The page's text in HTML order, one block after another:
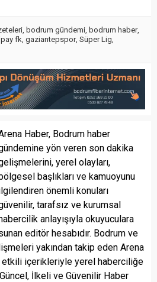
bodrum gündemi bodrum haber,
fk gaziantepspor, Süper Lig
Haber, Bodrum haber
yön veren son dakika
yerel olayları,
başlıkları ve kamuoyunu
önemli konuları
tarafsız ve kurumsal
anlayışıyla okuyuculara
editör hesabıdır. Bodrum ve
yakından takip eden Arena
etkili içerikleriyle yerel haberciliğe
İlkeli ve Güvenilir Haber